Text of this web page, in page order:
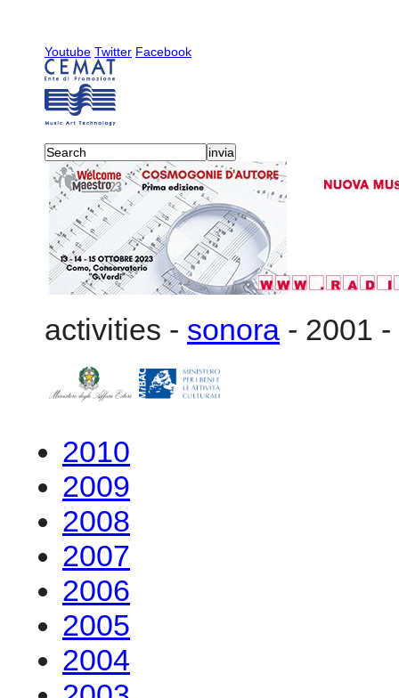
Youtube Twitter Facebook
activities - sonora - 2001 -
2010
2009
2008
2007
2006
2005
2004